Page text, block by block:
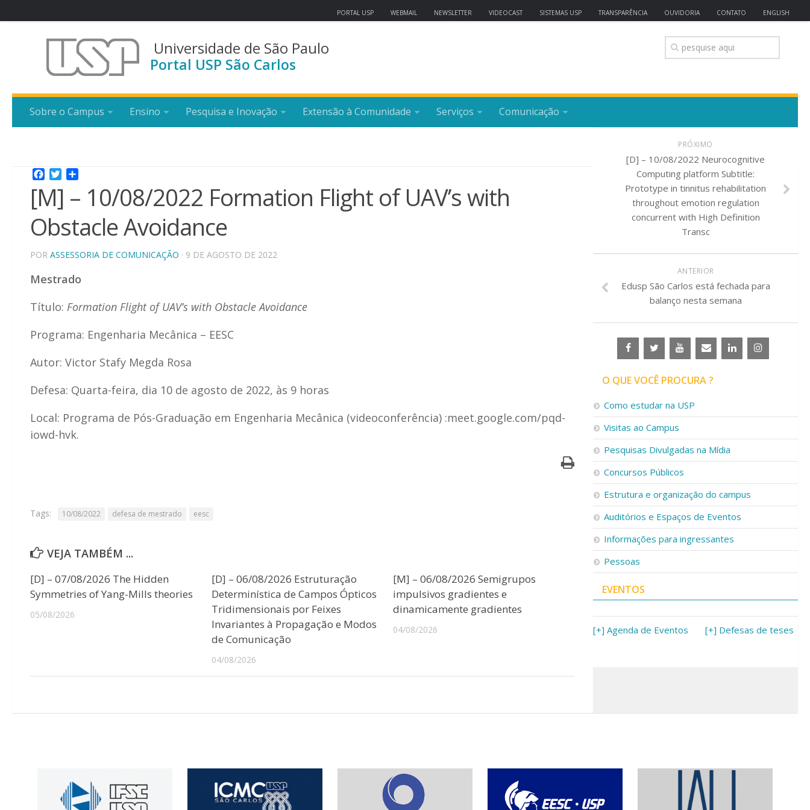
PORTAL USP WEBMAIL NEWSLETTER VIDEOCAST SISTEMAS USP TRANSPARÊNCIA OUVIDORIA CONTATO ENGLISH
Universidade de São Paulo
Portal USP São Carlos
Sobre o Campus Ensino Pesquisa e Inovação Extensão à Comunidade Serviços Comunicação
Facebook
Twitter
[M] – 10/08/2022 Formation Flight of UAV’s with
Obstacle Avoidance
POR ASSESSORIA DE COMUNICAÇÃO · 9 DE AGOSTO DE 2022
Mestrado
Título: Formation Flight of UAV’s with Obstacle Avoidance
Programa: Engenharia Mecânica – EESC
Autor: Victor Stafy Megda Rosa
Defesa: Quarta-feira, dia 10 de agosto de 2022, às 9 horas
Local: Programa de Pós-Graduação em Engenharia Mecânica (videoconferência) :meet.google.com/pqd-
iowd-hvk.
Tags: 10/08/2022 defesa de mestrado eesc
VEJA TAMBÉM ...
[D] – 07/08/2026 The Hidden
Symmetries of Yang-Mills theories
05/08/2026
[D] – 06/08/2026 Estruturação
Determinística de Campos Ópticos
Tridimensionais por Feixes
Invariantes à Propagação e Modos
de Comunicação
04/08/2026
[M] – 06/08/2026 Semigrupos
impulsivos gradientes e
dinamicamente gradientes
04/08/2026
PRÓXIMO
[D] – 10/08/2022 Neurocognitive
Computing platform Subtitle:
Prototype in tinnitus rehabilitation
throughout emotion regulation
concurrent with High Definition
Transc
ANTERIOR
Edusp São Carlos está fechada para
balanço nesta semana
O QUE VOCÊ PROCURA ?
Como estudar na USP
Visitas ao Campus
Pesquisas Divulgadas na Mídia
Concursos Públicos
Estrutura e organização do campus
Auditórios e Espaços de Eventos
Informações para ingressantes
Pessoas
EVENTOS
[+] Agenda de Eventos [+] Defesas de teses